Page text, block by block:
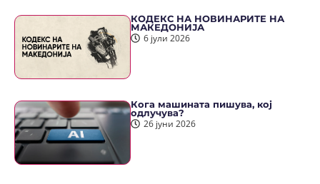
КОДЕКС НА НОВИНАРИТЕ НА
МАКЕДОНИЈА
6 јули 2026
Кога машината пишува, кој
одлучува?
26 јуни 2026